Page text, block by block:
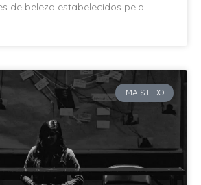
de beleza estabelecidos pela
MAIS LIDO